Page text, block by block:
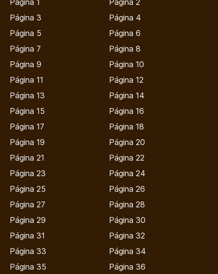
Página 1
Página 2
Página 3
Página 4
Página 5
Página 6
Página 7
Página 8
Página 9
Página 10
Página 11
Página 12
Página 13
Página 14
Página 15
Página 16
Página 17
Página 18
Página 19
Página 20
Página 21
Página 22
Página 23
Página 24
Página 25
Página 26
Página 27
Página 28
Página 29
Página 30
Página 31
Página 32
Página 33
Página 34
Página 35
Página 36